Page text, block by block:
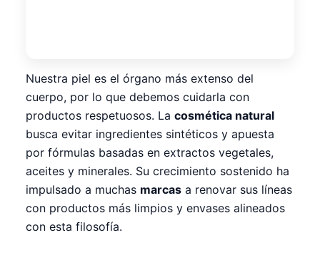
Nuestra piel es el órgano más extenso del
cuerpo, por lo que debemos cuidarla con
productos respetuosos. La cosmética natural
busca evitar ingredientes sintéticos y apuesta
por fórmulas basadas en extractos vegetales,
aceites y minerales. Su crecimiento sostenido ha
impulsado a muchas marcas a renovar sus líneas
con productos más limpios y envases alineados
con esta filosofía.